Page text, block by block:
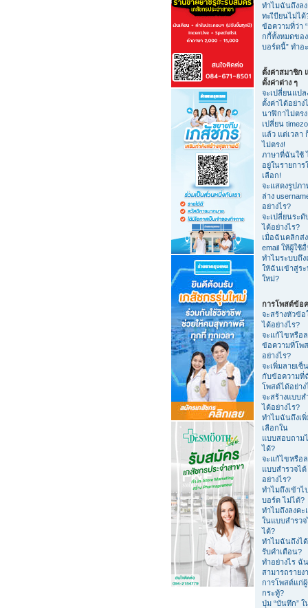
ทำไมฉันถึงลง
ทะเีบียนไม่ได้
ข้อความที่ว่า
กกี้ทั้งหมดของ
บอร์ดนี้” ทำอ
ตั้งค่าสมาชิก
ตั้งค่าต่าง ๆ
จะเปลี่ยนแปล
ตั้งค่าได้อย่าง
นาฬิกาไม่ตร
เปลี่ยน
แล้ว แต่เวลา
ไม่ตรง!
ภาษาที่ฉันใช้
อยู่ในรายการ
เลือก!
จะแสดงรูปภ
ล่าง
อย่างไร?
จะเปลี่ยนระ
ได้อย่างไร?
เมื่อฉันคลิกส่ง
email ให้ผู้ใช้
ทำไมระบบถึง
ให้ฉันเข้าสู่ร
ใหม่?
การโพสต์ข้อ
จะสร้างหัวข้อ
ได้อย่างไร?
จะแก้ไขหรือ
ข้อความที่โพ
อย่างไร?
จะเพิ่มลายเซ็
กับข้อความที่
โพสต์ได้อย่าง
จะสร้างแบบส
ได้อย่างไร?
ทำไมฉันถึงเ
เลือกใน
แบบสอบถาม
ได้?
จะแก้ไขหรือ
แบบสำรวจได้
อย่างไร?
ทำไมถึงเข้าไ
บอร์ด ไม่ได้?
ทำไมถึงลงค
ในแบบสำรวจ
ได้?
ทำไมฉันถึงได้
รับคำเตือน?
ทำอย่างไร ฉั
สามารถรายง
การโพสต์แก่
กระทู้?
ปุ่ม “บันทึก” ใ